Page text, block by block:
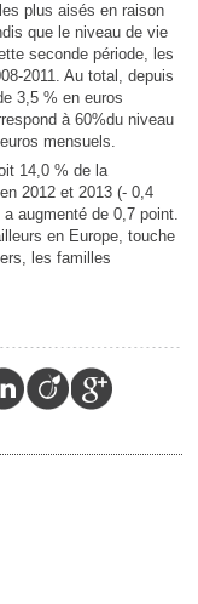
plus aisés en raison
que le niveau de vie
seconde période, les
2011. Au total, depuis
3,5 % en euros
à 60%du niveau
mensuels.
14,0 % de la
2012 et 2013 (- 0,4
augmenté de 0,7 point.
en Europe, touche
les familles